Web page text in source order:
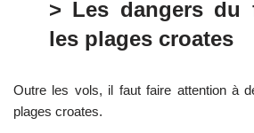
> Les dangers du
les plages croates
Outre les vols, il faut faire attention à
plages croates.